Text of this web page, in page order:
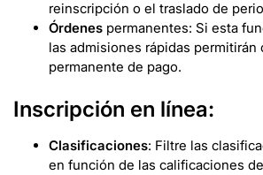
reinscripción o el traslado de
Órdenes permanentes: Si esta
las admisiones rápidas permitirán
permanente de pago.
Inscripción en línea:
Clasificaciones: Filtre las
en función de las calificaciones